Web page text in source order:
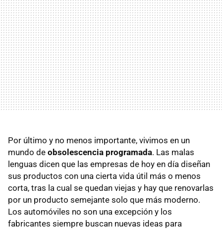
Por último y no menos importante, vivimos en un
mundo de obsolescencia programada. Las malas
lenguas dicen que las empresas de hoy en día diseñan
sus productos con una cierta vida útil más o menos
corta, tras la cual se quedan viejas y hay que renovarlas
por un producto semejante solo que más moderno.
Los automóviles no son una excepción y los
fabricantes siempre buscan nuevas ideas para